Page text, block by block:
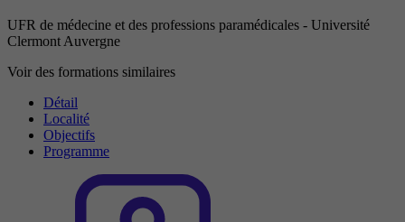
UFR de médecine et des professions paramédicales - Université
Clermont Auvergne
Voir des formations similaires
Détail
Localité
Objectifs
Programme